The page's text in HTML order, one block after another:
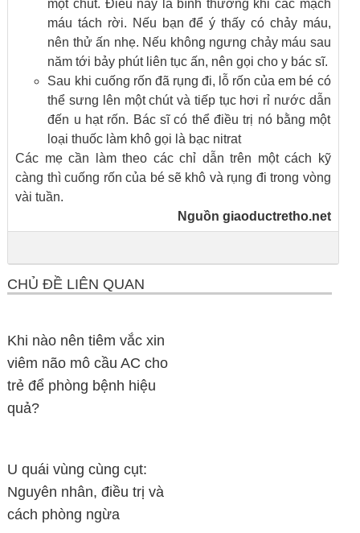
một chút. Điều này là bình thường khi các mạch
máu tách rời. Nếu bạn để ý thấy có chảy máu,
nên thử ấn nhẹ. Nếu không ngưng chảy máu sau
năm tới bảy phút liên tục ấn, nên gọi cho y bác sĩ.
Sau khi cuống rốn đã rụng đi, lỗ rốn của em bé có
thể sưng lên một chút và tiếp tục hơi rỉ nước dẫn
đến u hạt rốn. Bác sĩ có thể điều trị nó bằng một
loại thuốc làm khô gọi là bạc nitrat
Các mẹ cần làm theo các chỉ dẫn trên một cách kỹ
càng thì cuống rốn của bé sẽ khô và rụng đi trong vòng
vài tuần.
Nguồn giaoductretho.net
CHỦ ĐỀ LIÊN QUAN
Khi nào nên tiêm vắc xin
viêm não mô cầu AC cho
trẻ để phòng bệnh hiệu
quả?
U quái vùng cùng cụt:
Nguyên nhân, điều trị và
cách phòng ngừa